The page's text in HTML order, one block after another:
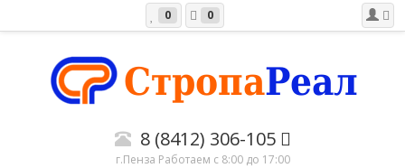
0 0
8 (8412) 306-105
г.Пенза Работаем c 8:00 до 17:00